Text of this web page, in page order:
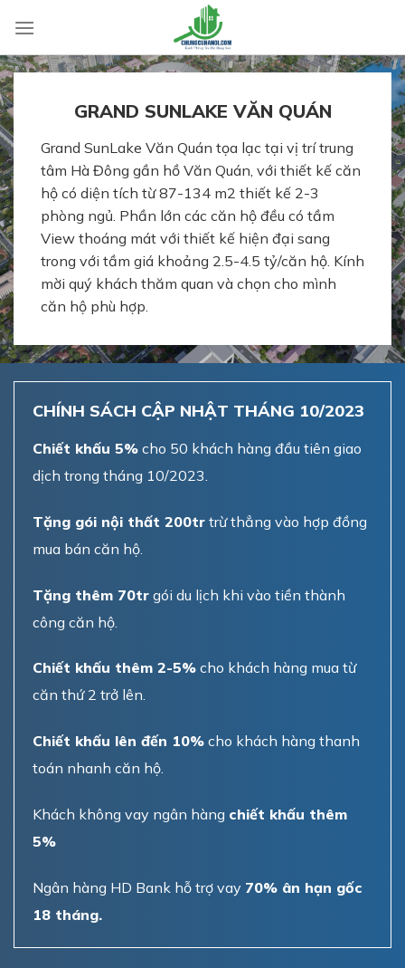
content
GRAND SUNLAKE VĂN QUÁN
Grand SunLake Văn Quán tọa lạc tại vị trí trung
tâm Hà Đông gần hồ Văn Quán, với thiết kế căn
hộ có diện tích từ 87-134 m2 thiết kế 2-3
phòng ngủ. Phần lớn các căn hộ đều có tầm
View thoáng mát với thiết kế hiện đại sang
trong với tầm giá khoảng 2.5-4.5 tỷ/căn hộ. Kính
mời quý khách thăm quan và chọn cho mình
căn hộ phù hợp.
CHÍNH SÁCH CẬP NHẬT THÁNG 10/2023
Chiết khấu 5% cho 50 khách hàng đầu tiên giao
dịch trong tháng 10/2023.
Tặng gói nội thất 200tr trừ thẳng vào hợp đồng
mua bán căn hộ.
Tặng thêm 70tr gói du lịch khi vào tiền thành
công căn hộ.
Chiết khấu thêm 2-5% cho khách hàng mua từ
căn thứ 2 trở lên.
Chiết khấu lên đến 10% cho khách hàng thanh
toán nhanh căn hộ.
Khách không vay ngân hàng chiết khấu thêm
5%
Ngân hàng HD Bank hỗ trợ vay 70% ân hạn gốc
18 tháng.